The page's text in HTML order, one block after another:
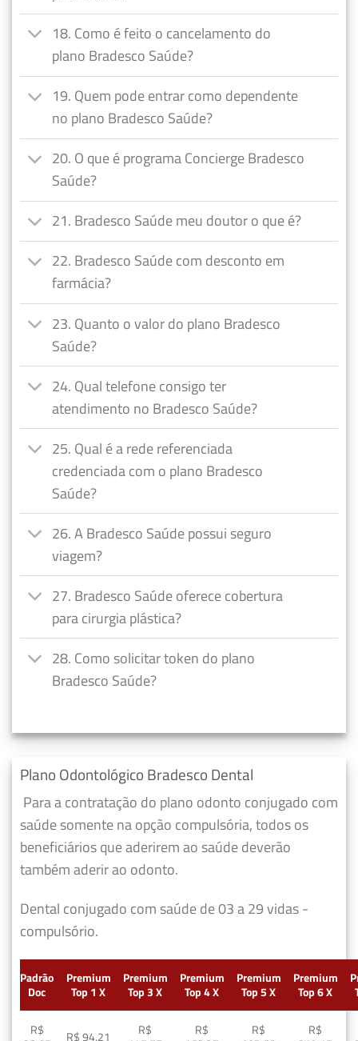
18. Como é feito o cancelamento do
plano Bradesco Saúde?
19. Quem pode entrar como dependente
no plano Bradesco Saúde?
20. O que é programa Concierge Bradesco
Saúde?
21. Bradesco Saúde meu doutor o que é?
22. Bradesco Saúde com desconto em
farmácia?
23. Quanto o valor do plano Bradesco
Saúde?
24. Qual telefone consigo ter
atendimento no Bradesco Saúde?
25. Qual é a rede referenciada
credenciada com o plano Bradesco
Saúde?
26. A Bradesco Saúde possui seguro
viagem?
27. Bradesco Saúde oferece cobertura
para cirurgia plástica?
28. Como solicitar token do plano
Bradesco Saúde?
Plano Odontológico Bradesco Dental
Para a contratação do plano odonto conjugado com
saúde somente na opção compulsória, todos os
beneficiários que aderirem ao saúde deverão
também aderir ao odonto.
Dental conjugado com saúde de 03 a 29 vidas -
compulsório.
Padrão
Doc
Premium
Top 1 X
Premium
Top 3 X
Premium
Top 4 X
Premium
Top 5 X
Premium
Top 6 X
R$
R$ 94,21
R$
R$
R$
R$